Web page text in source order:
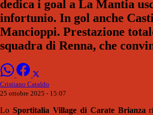
dedica i goal a La Mantia
infortunio. In gol anche
Mancioppi. Prestazione
squadra di Renna, che
Cristiano Cataldo
25 ottobre 2025 - 15:07
Lo Sportitalia Village di Carate Brianza